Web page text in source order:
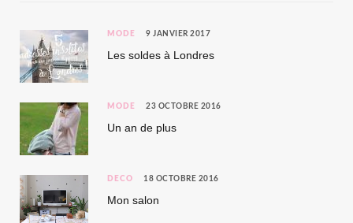
MODE 9 JANVIER 2017
Les soldes à Londres
MODE 23 OCTOBRE 2016
Un an de plus
DÉCO 18 OCTOBRE 2016
Mon salon